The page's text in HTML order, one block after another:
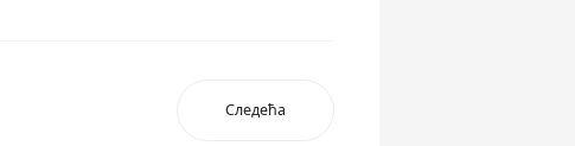
Следећа